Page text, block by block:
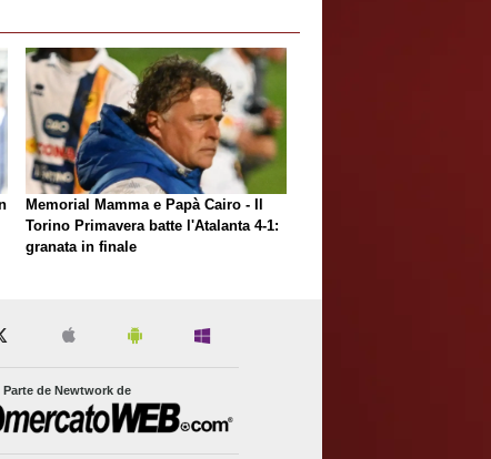
Memorial Mamma e Papà Cairo - Il
Torino Primavera batte l'Atalanta 4-1:
granata in finale
Parte de Newtwork de